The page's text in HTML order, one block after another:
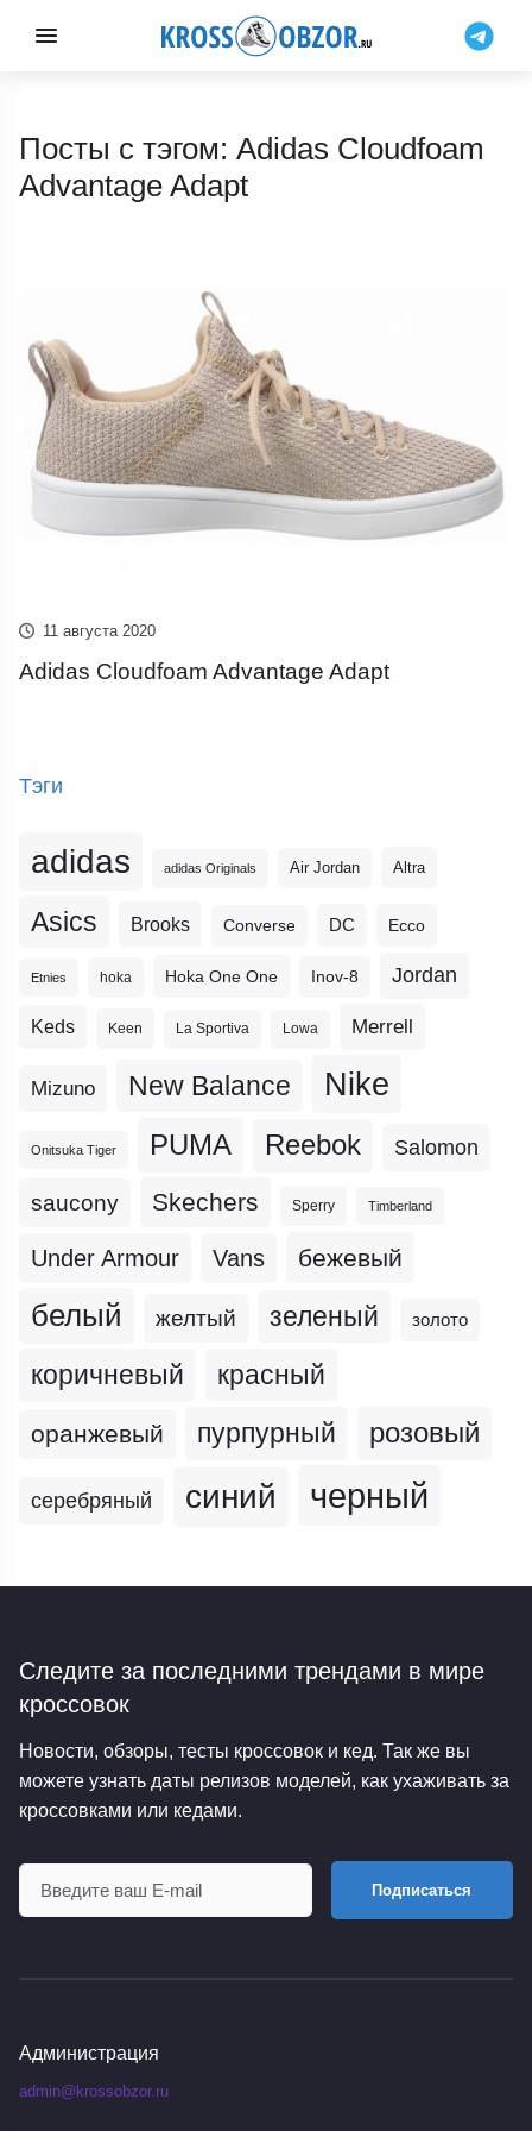
Посты с тэгом: Adidas Cloudfoam
Advantage Adapt
11 августа 2020
Adidas Cloudfoam Advantage Adapt
Тэги
adidas adidas Originals Air Jordan Altra
Asics Brooks Converse DC Ecco
Etnies hoka Hoka One One Inov-8 Jordan
Keds Keen La Sportiva Lowa Merrell
Mizuno New Balance Nike
Onitsuka Tiger PUMA Reebok Salomon
saucony Skechers Sperry Timberland
Under Armour Vans бежевый
белый желтый зеленый золото
коричневый красный
оранжевый пурпурный розовый
серебряный синий черный
Следите за последними трендами в мире
кроссовок
Новости, обзоры, тесты кроссовок и кед. Так же вы
можете узнать даты релизов моделей, как ухаживать за
кроссовками или кедами.
Подписаться
Администрация
admin@krossobzor.ru